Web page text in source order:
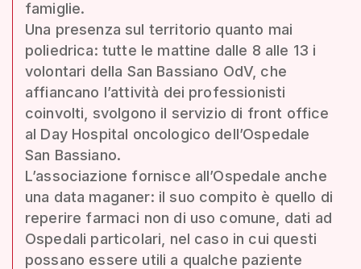
famiglie.
Una presenza sul territorio quanto mai
poliedrica: tutte le mattine dalle 8 alle 13 i
volontari della San Bassiano OdV, che
affiancano l’attività dei professionisti
coinvolti, svolgono il servizio di front office
al Day Hospital oncologico dell’Ospedale
San Bassiano.
L’associazione fornisce all’Ospedale anche
una data maganer: il suo compito è quello di
reperire farmaci non di uso comune, dati ad
Ospedali particolari, nel caso in cui questi
possano essere utili a qualche paziente